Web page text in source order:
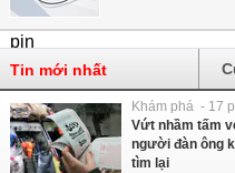
Tin mới nhất
Khám phá - 17
Vứt nhầm tấm
người đàn ông
tìm lại